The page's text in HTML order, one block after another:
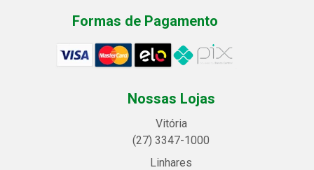
Formas de Pagamento
Nossas Lojas
Vitória
(27) 3347-1000
Linhares